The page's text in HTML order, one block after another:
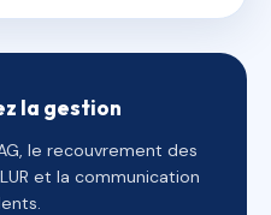
la gestion
le recouvrement des
et la communication